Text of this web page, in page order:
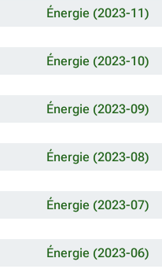
Énergie (2023-11)
Énergie (2023-10)
Énergie (2023-09)
Énergie (2023-08)
Énergie (2023-07)
Énergie (2023-06)